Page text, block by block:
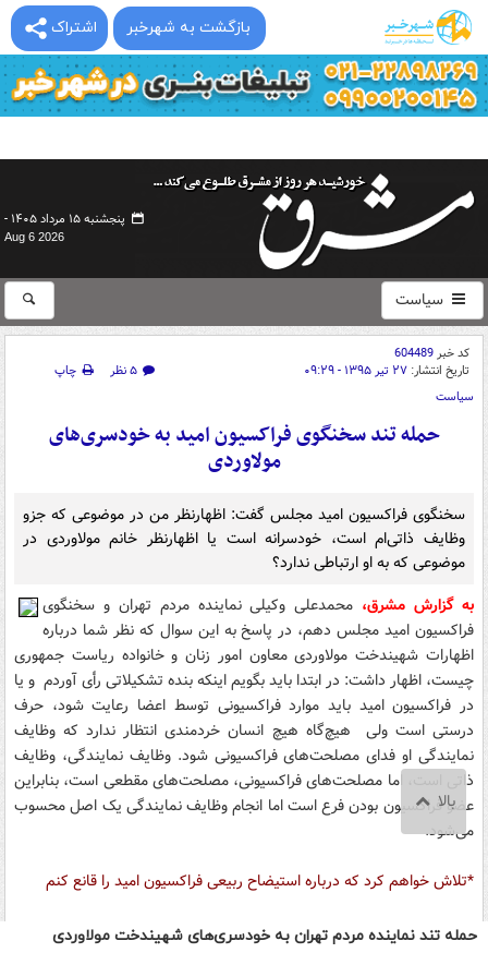
اشتراک بازگشت به شهرخبر
حمله تند نماینده مردم تهران به خودسری‌های شهیندخت مولاوردی